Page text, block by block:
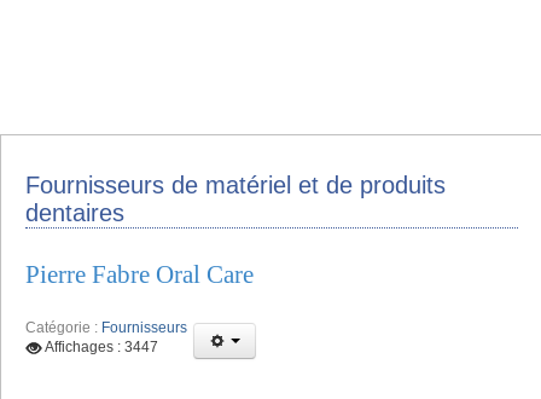
Fournisseurs de matériel et de produits
dentaires
Pierre Fabre Oral Care
Catégorie : Fournisseurs
Affichages : 3447